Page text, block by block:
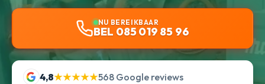
NU BEREIKBAAR
BEL 085 019 85 96
4,8★★★★★568 Google reviews